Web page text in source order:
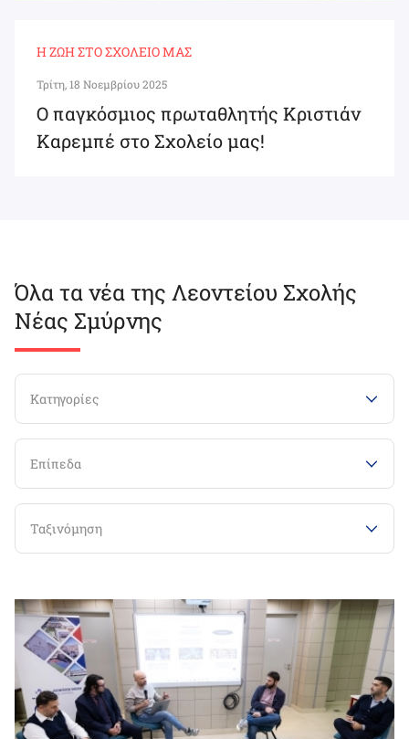
Η ΖΩΉ ΣΤΟ ΣΧΟΛΕΊΟ ΜΑΣ
Τρίτη, 18 Νοεμβρίου 2025
Ο παγκόσμιος πρωταθλητής Κριστιάν
Καρεμπέ στο Σχολείο μας!
Όλα τα νέα της Λεοντείου Σχολής
Νέας Σμύρνης
Κατηγορίες
Επίπεδα
Ταξινόμηση